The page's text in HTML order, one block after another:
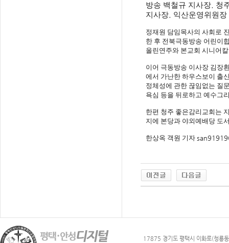
방송 백철규 지사장
청
지사장
익산운영위원
정재원 담임목사의 사회로
한 후 전북극동방송 어린이
올린연주와 본교회 시니어
이어 극동방송 이사장 김장
에서 가난한 하우스보이 출
정체성에 관한 끊임없는 질
욕심 등을 뒤로하고 예수그
한편 청주 좋은감리교회는
지에 본당과 야외예배당 도
한상옥 객원 기자
17875 경기도 평택시 이화로(청룡